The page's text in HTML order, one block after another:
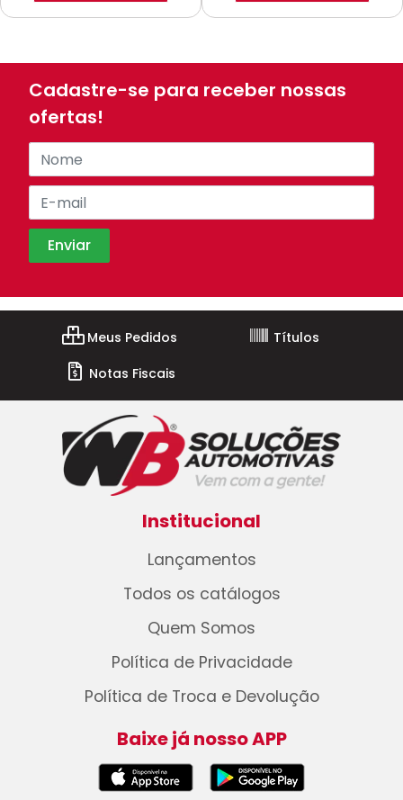
Cadastre-se para receber nossas
ofertas!
Meus Pedidos
Títulos
Notas Fiscais
Institucional
Lançamentos
Todos os catálogos
Quem Somos
Política de Privacidade
Política de Troca e Devolução
Baixe já nosso APP